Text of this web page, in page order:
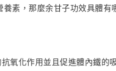
素，那麼余甘子功效具體有
氧化作用並且促進體內鐵的